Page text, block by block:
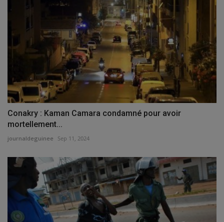
Conakry : Kaman Camara condamné pour avoir
mortellement...
journaldeguinee Sep 11, 2024